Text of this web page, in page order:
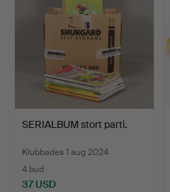
SERIALBUM stort parti.
Klubbades 1 aug 2024
4 bud
37 USD